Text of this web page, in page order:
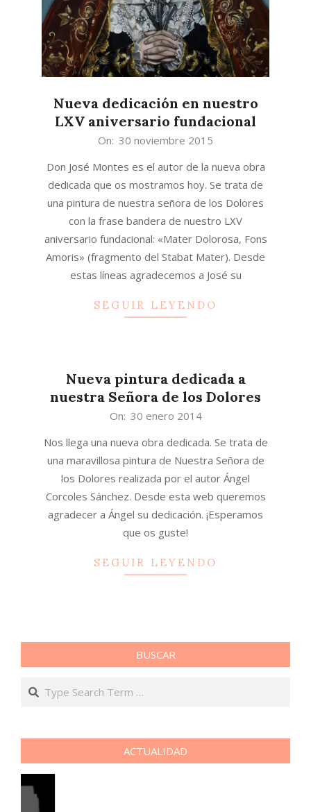
Nueva dedicación en nuestro
LXV aniversario fundacional
30
On: 30 noviembre 2015
Don José Montes es el autor de la nueva obra
dedicada que os mostramos hoy. Se trata de
una pintura de nuestra señora de los Dolores
con la frase bandera de nuestro LXV
aniversario fundacional: «Mater Dolorosa, Fons
Amoris» (fragmento del Stabat Mater). Desde
estas líneas agradecemos a José su
SEGUIR LEYENDO
Nueva pintura dedicada a
nuestra Señora de los Dolores
30
On: 30 enero 2014
Nos llega una nueva obra dedicada. Se trata de
una maravillosa pintura de Nuestra Señora de
los Dolores realizada por el autor Ángel
Corcoles Sánchez. Desde esta web queremos
agradecer a Ángel su dedicación. ¡Esperamos
que os guste!
SEGUIR LEYENDO
BUSCAR
Search
ACTUALIDAD